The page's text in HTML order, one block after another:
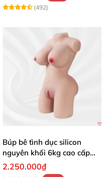
(492)
Búp bê tình dục silicon
nguyên khối 6kg cao cấp
giá rẻ sexy gợi cảm
2.250.000₫